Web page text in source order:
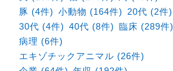
豚 (4件) 小動物 (164件)
20代 (2件)
30代 (4件) 40代 (8件) 臨床 (289件)
病理 (6件)
エキゾチックアニマル (26件)